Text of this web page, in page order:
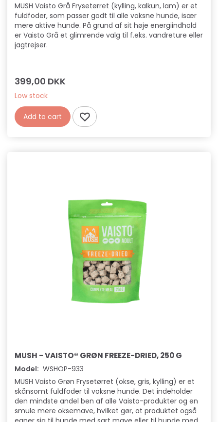
MUSH Vaisto Grå Frysetørret (kylling, kalkun, lam) er et
fuldfoder, som passer godt til alle voksne hunde, især
mere aktive hunde. På grund af sit høje energiindhold
er Vaisto Grå et glimrende valg til f.eks. vandreture eller
jagtrejser.
399,00 DKK
Low stock
Add to cart
MUSH - VAISTO® GRØN FREEZE-DRIED, 250 G
Model: WSHOP-933
MUSH Vaisto Grøn Frysetørret (okse, gris, kylling) er et
skånsomt fuldfoder til voksne hunde. Det indeholder
den mindste andel ben af alle Vaisto-produkter og en
smule mere oksemave, hvilket gør, at produktet også